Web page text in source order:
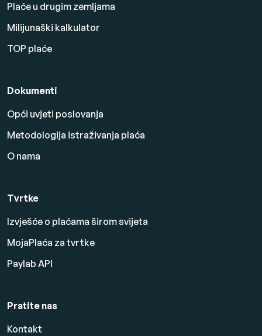
Plaće u drugim zemljama
Milijunaški kalkulator
TOP plaće
Dokumenti
Opći uvjeti poslovanja
Metodologija istraživanja plaća
O nama
Tvrtke
Izvješće o plaćama širom svijeta
MojaPlaća za tvrtke
Paylab API
Pratite nas
Kontakt